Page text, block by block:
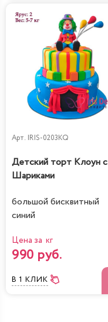
Арт. IRIS-0203KQ
Детский торт Клоун с
Шариками
большой бисквитный
синий
Цена за кг
990 руб.
В 1 КЛИК